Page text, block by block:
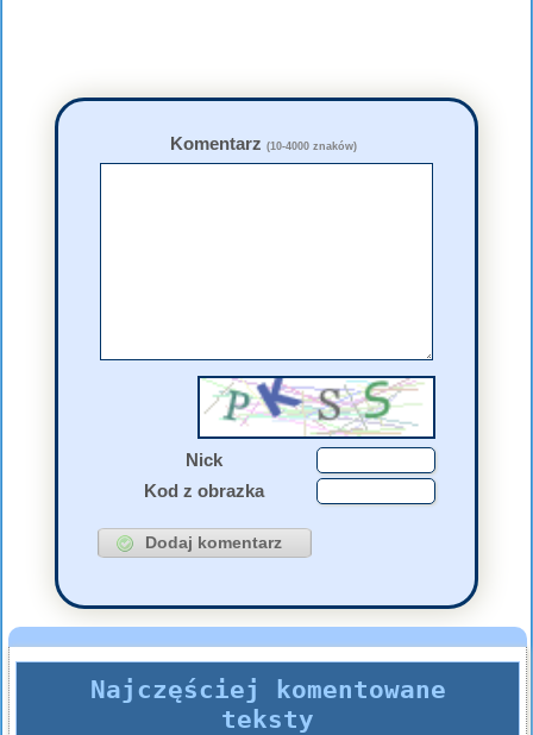
Komentarz (10-4000 znaków)
Nick
Kod z obrazka
Najczęściej komentowane
teksty